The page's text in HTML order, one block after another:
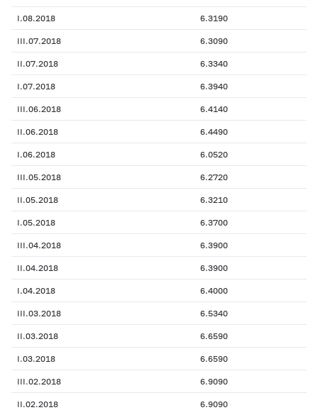
I.08.2018 6.3190
III.07.2018 6.3090
II.07.2018 6.3340
I.07.2018 6.3940
III.06.2018 6.4140
II.06.2018 6.4490
I.06.2018 6.0520
III.05.2018 6.2720
II.05.2018 6.3210
I.05.2018 6.3700
III.04.2018 6.3900
II.04.2018 6.3900
I.04.2018 6.4000
III.03.2018 6.5340
II.03.2018 6.6590
I.03.2018 6.6590
III.02.2018 6.9090
II.02.2018 6.9090